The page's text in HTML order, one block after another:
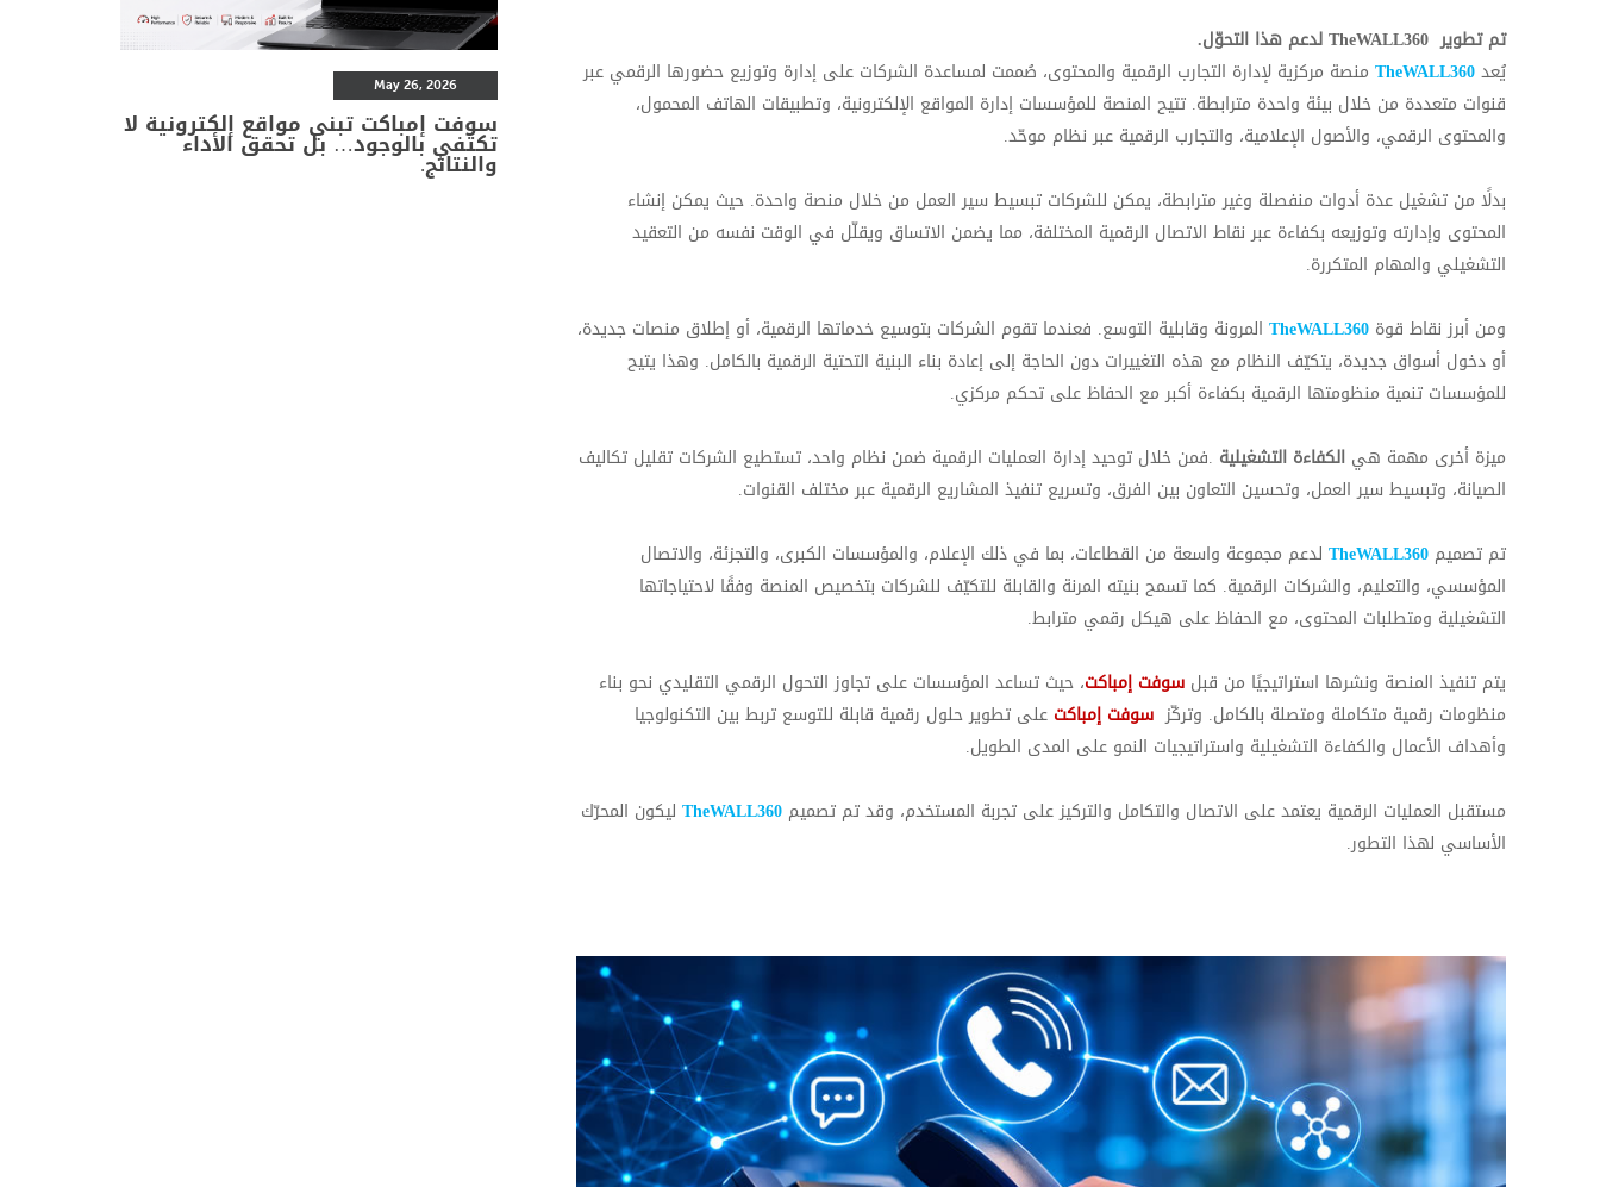
تم تطوير TheWALL360 لدعم هذا التحوّل.
يُعدTheWALL360 منصة مركزية لإدارة التجارب الرقمية والمحتوى، صُممت لمساعدة الشركات على إدارة وتوزيع حضورها الرقمي عبر
قنوات متعددة من خلال بيئة واحدة مترابطة. تتيح المنصة للمؤسسات إدارة المواقع الإلكترونية، وتطبيقات الهاتف المحمول،
والمحتوى الرقمي، والأصول الإعلامية، والتجارب الرقمية عبر نظام موحّد.
بدلًا من تشغيل عدة أدوات منفصلة وغير مترابطة، يمكن للشركات تبسيط سير العمل من خلال منصة واحدة. حيث يمكن إنشاء
المحتوى وإدارته وتوزيعه بكفاءة عبر نقاط الاتصال الرقمية المختلفة، مما يضمن الاتساق ويقلّل في الوقت نفسه من التعقيد
التشغيلي والمهام المتكررة.
ومن أبرز نقاط قوةTheWALL360 المرونة وقابلية التوسع. فعندما تقوم الشركات بتوسيع خدماتها الرقمية، أو إطلاق منصات جديدة،
أو دخول أسواق جديدة، يتكيّف النظام مع هذه التغييرات دون الحاجة إلى إعادة بناء البنية التحتية الرقمية بالكامل. وهذا يتيح
للمؤسسات تنمية منظومتها الرقمية بكفاءة أكبر مع الحفاظ على تحكم مركزي.
ميزة أخرى مهمة هيالكفاءة التشغيلية .فمن خلال توحيد إدارة العمليات الرقمية ضمن نظام واحد، تستطيع الشركات تقليل تكاليف
الصيانة، وتبسيط سير العمل، وتحسين التعاون بين الفرق، وتسريع تنفيذ المشاريع الرقمية عبر مختلف القنوات.
تم تصميمTheWALL360 لدعم مجموعة واسعة من القطاعات، بما في ذلك الإعلام، والمؤسسات الكبرى، والتجزئة، والاتصال
المؤسسي، والتعليم، والشركات الرقمية. كما تسمح بنيته المرنة والقابلة للتكيّف للشركات بتخصيص المنصة وفقًا لاحتياجاتها
التشغيلية ومتطلبات المحتوى، مع الحفاظ على هيكل رقمي مترابط.
يتم تنفيذ المنصة ونشرها استراتيجيًا من قبل سوفت إمباكت، حيث تساعد المؤسسات على تجاوز التحول الرقمي التقليدي نحو بناء
منظومات رقمية متكاملة ومتصلة بالكامل. وتركّز سوفت إمباكت على تطوير حلول رقمية قابلة للتوسع تربط بين التكنولوجيا
وأهداف الأعمال والكفاءة التشغيلية واستراتيجيات النمو على المدى الطويل.
مستقبل العمليات الرقمية يعتمد على الاتصال والتكامل والتركيز على تجربة المستخدم، وقد تم تصميمTheWALL360 ليكون المحرّك
الأساسي لهذا التطور.
May 26, 2026
سوفت إمباكت تبني مواقع إلكترونية لا
تكتفي بالوجود… بل تحقق الأداء
والنتائج.